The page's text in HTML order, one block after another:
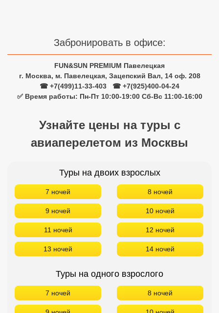
Забронировать в офисе:
FUN&SUN PREMIUM Павелецкая
г. Москва, м. Павелецкая, Зацепский Вал, 14 оф. 208
☎ +7(499)11-33-403
☎ +7(925)400-04-24
✅ Время работы: Пн-Пт 10:00-19:00 Сб-Вс 11:00-16:00
Узнайте цены на туры с
авиаперелетом из Москвы
Туры на двоих взрослых
7 ночей 8 ночей
9 ночей 10 ночей
11 ночей 12 ночей
13 ночей 14 ночей
Туры на одного взрослого
7 ночей 8 ночей
Сетевые отели Вьетнама
Сетевые отели Бали
Сетевые отели Сейшел
Сетевые отели Маврикия